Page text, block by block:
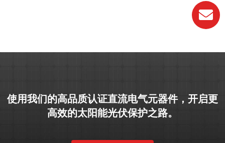
使用我们的高品质认证直流电气元器件，开启更
高效的太阳能光伏保护之路。